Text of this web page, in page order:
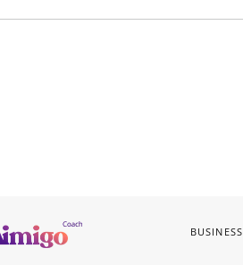
BUSINESS